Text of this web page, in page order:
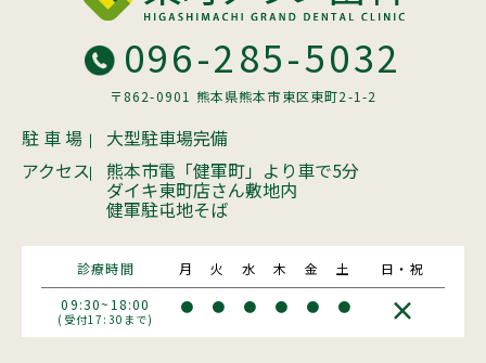
096-285-5032
〒862-0901 熊本県熊本市東区東町2-1-2
駐 車 場
大型駐車場完備
アクセス
熊本市電「健軍町」より車で5分
ダイキ東町店さん敷地内
健軍駐屯地そば
診療時間 月 火 水 木 金 土
日・祝
09:30~18:00
(受付17:30まで)
● ● ● ● ● ● ×